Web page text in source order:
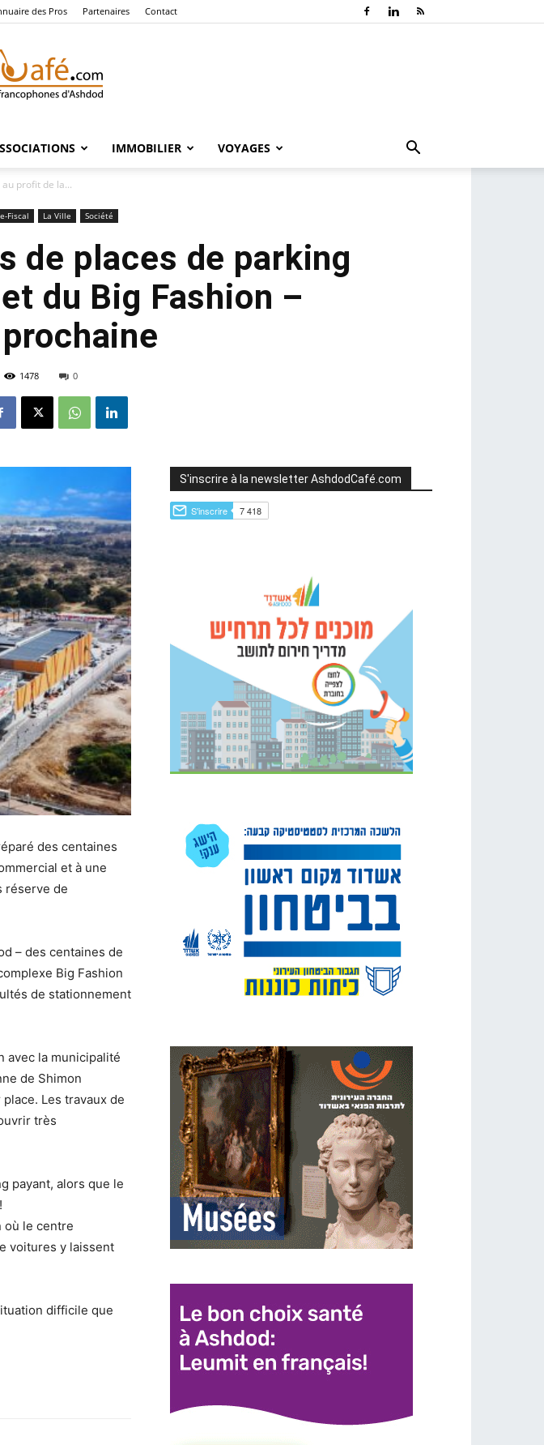
des Pros Partenaires Contact
Café
IMMOBILIER VOYAGES
profit de la...
Fiscal La Ville Société
de places de parking
du Big Fashion –
1478 0
des centaines
et à une
réserve de
– des centaines de
Big Fashion
de stationnement
avec la municipalité
de Shimon
Les travaux de
très
payant, alors que le
où le centre
voitures y laissent
difficile que
S'inscrire à la newsletter AshdodCafé.com